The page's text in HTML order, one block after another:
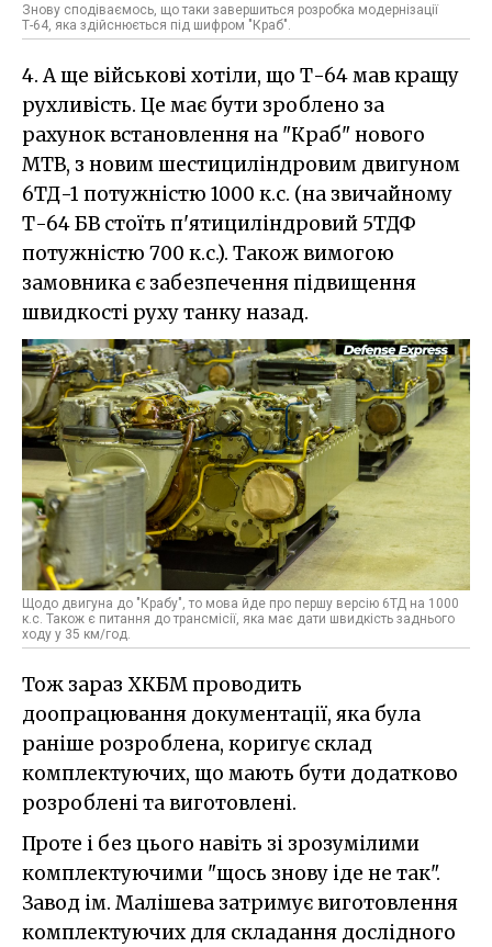
Знову сподіваємось, що таки завершиться розробка модернізації
Т-64, яка здійснюється під шифром "Краб".
4. А ще військові хотіли, що Т-64 мав кращу
рухливість. Це має бути зроблено за
рахунок встановлення на "Краб" нового
МТВ, з новим шестициліндровим двигуном
6ТД-1 потужністю 1000 к.с. (на звичайному
Т-64 БВ стоїть п'ятициліндровий 5ТДФ
потужністю 700 к.с.). Також вимогою
замовника є забезпечення підвищення
швидкості руху танку назад.
Щодо двигуна до "Крабу", то мова йде про першу версію 6ТД на 1000
к.с. Також є питання до трансмісії, яка має дати швидкість заднього
ходу у 35 км/год.
Тож зараз ХКБМ проводить
доопрацювання документації, яка була
раніше розроблена, коригує склад
комплектуючих, що мають бути додатково
розроблені та виготовлені.
Проте і без цього навіть зі зрозумілими
комплектуючими "щось знову іде не так".
Завод ім. Малішева затримує виготовлення
комплектуючих для складання дослідного